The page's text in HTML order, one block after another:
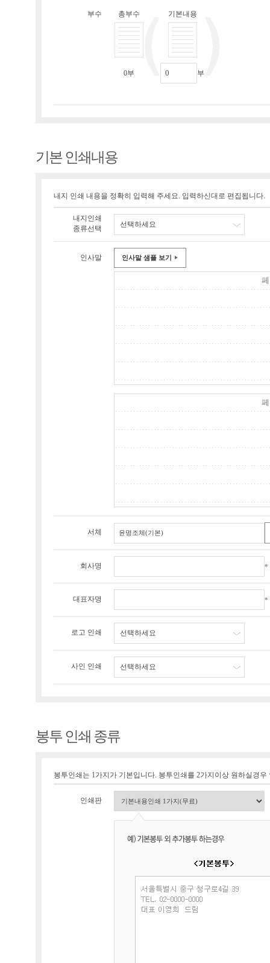
부수 총부수
0부
기본내용
부
기본 인쇄내용
내지 인쇄 내용을 정확히 입력해 주세요. 입력하신대로 편집됩니다.
내지인쇄
종류선택
선택하세요
인사말 인사말 샘플 보기
서체
회사명 *
대표자명 *
로고 인쇄 선택하세요
사인 인쇄 선택하세요
봉투 인쇄 종류
봉투인쇄는 1가지가 기본입니다. 봉투인쇄를 2가지이상 원하실경
인쇄판